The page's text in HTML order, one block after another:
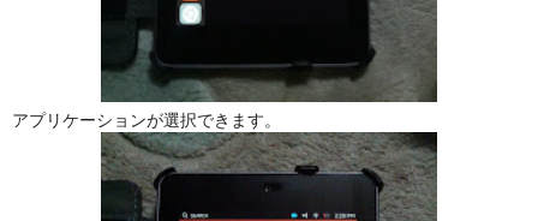
アプリケーションが選択できます。